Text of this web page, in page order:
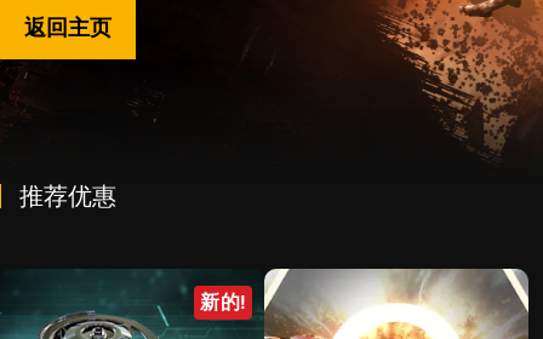
返回主页
推荐优惠
新的!